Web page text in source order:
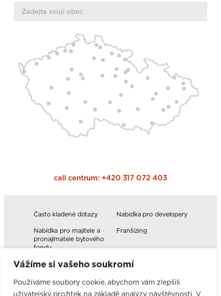
Vážíme si vašeho soukromí
Používáme soubory cookie, abychom vám zlepšili
uživatelský prožitek na základě analýzy návštěvnosti. V
call centrum: +420 317 072 403
Často kladené dotazy
Nabídka pro developery
Nabídka pro majitele a
pronajímatele bytového
fondu
Franšízing
Volná pracovní místa
Blog
Novinky
Realizace kuchyní